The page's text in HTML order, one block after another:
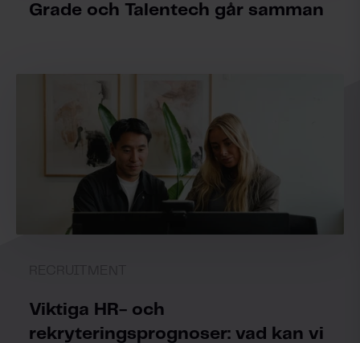
Grade och Talentech går samman
Viktiga HR- och
rekryteringsprognoser: vad kan vi